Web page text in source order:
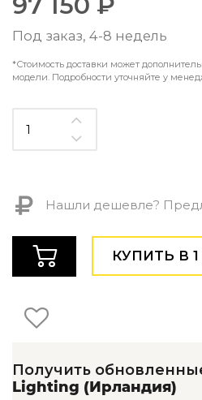
Контемпорари
Мебель
По типу
Столы и столики
Полки и стеллажи
Мебель по
Мебель для HoReCa
Шкафы и гардеробные на заказ
Детская мебель
Уличная и садовая мебель
Под заказ, 4-8 недель
*Стоимость доставки может
модели. Подробности уточняйте у
Нашли дешевле?
КУПИТЬ В
Получить
Lighting (Ирландия)